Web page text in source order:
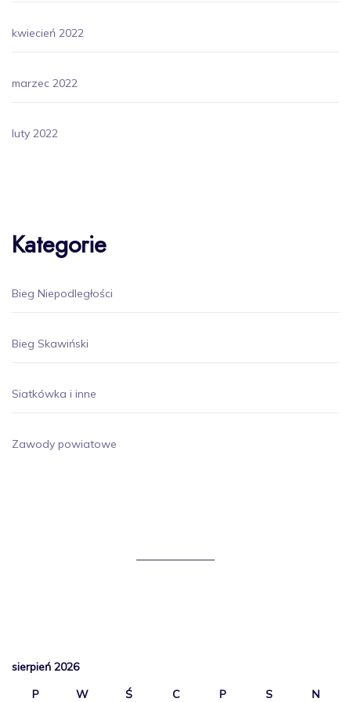
kwiecień 2022
marzec 2022
luty 2022
Kategorie
Bieg Niepodległości
Bieg Skawiński
Siatkówka i inne
Zawody powiatowe
sierpień 2026
P
W Ś C P S N